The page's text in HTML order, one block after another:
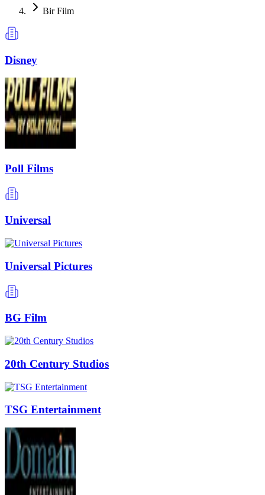
Bir Film
Disney
Poll Films
Universal
Universal Pictures
BG Film
20th Century Studios
TSG Entertainment